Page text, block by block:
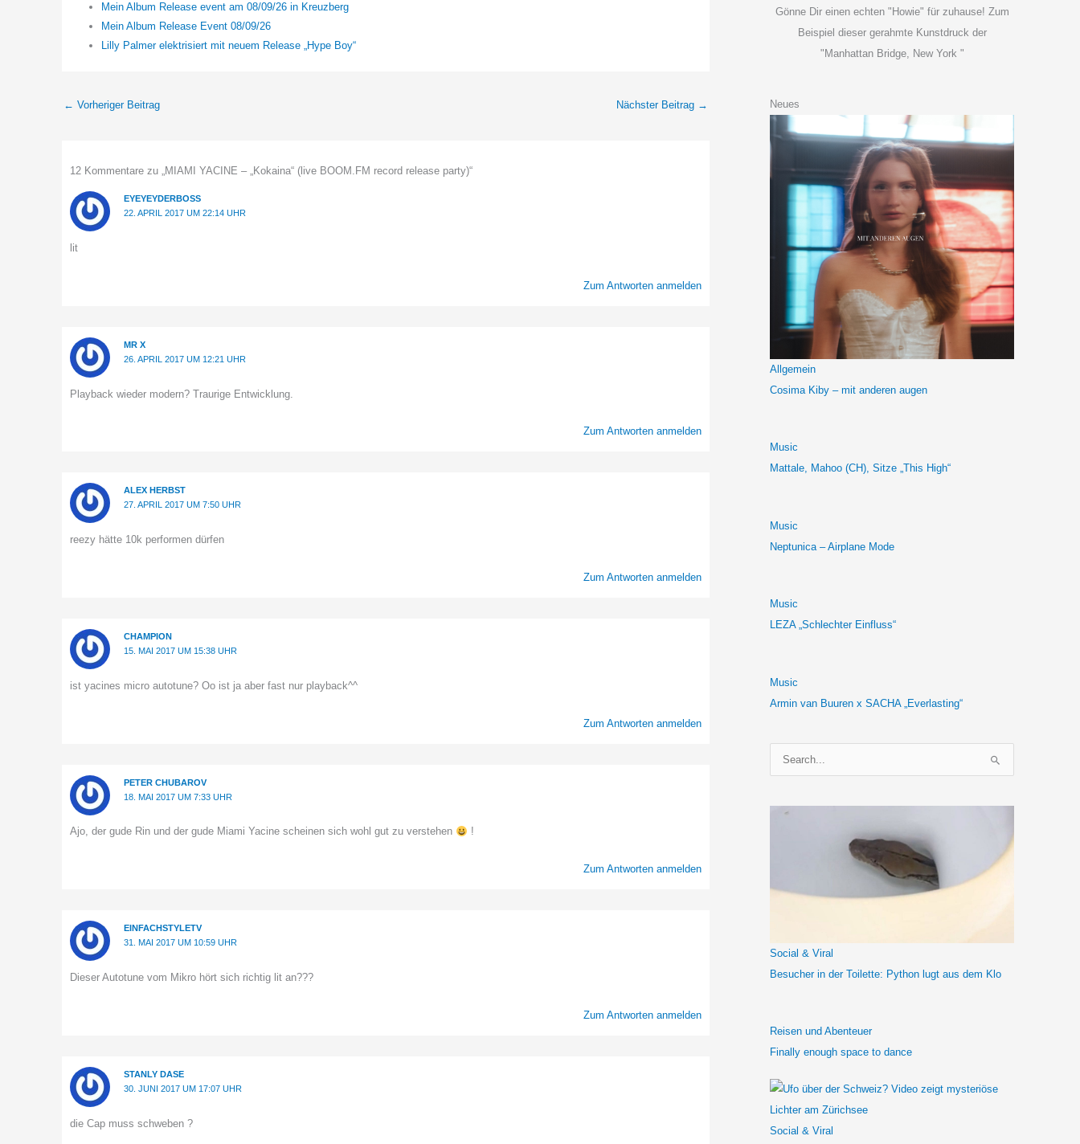
Mein Album Release event am 08/09/26 in Kreuzberg
Mein Album Release Event 08/09/26
Lilly Palmer elektrisiert mit neuem Release „Hype Boy“
← Vorheriger Beitrag Nächster Beitrag →
12 Kommentare zu „MIAMI YACINE – „Kokaina“ (live BOOM.FM record release party)“
EYEYEYDERBOSS
22. APRIL 2017 UM 22:14 UHR
lit
Zum Antworten anmelden
MR X
26. APRIL 2017 UM 12:21 UHR
Playback wieder modern? Traurige Entwicklung.
Zum Antworten anmelden
ALEX HERBST
27. APRIL 2017 UM 7:50 UHR
reezy hätte 10k performen dürfen
Zum Antworten anmelden
CHAMPION
15. MAI 2017 UM 15:38 UHR
ist yacines micro autotune? Oo ist ja aber fast nur playback^^
Zum Antworten anmelden
PETER CHUBAROV
18. MAI 2017 UM 7:33 UHR
Ajo, der gude Rin und der gude Miami Yacine scheinen sich wohl gut zu verstehen !
Zum Antworten anmelden
EINFACHSTYLETV
31. MAI 2017 UM 10:59 UHR
Dieser Autotune vom Mikro hört sich richtig lit an???
Zum Antworten anmelden
STANLY DASE
30. JUNI 2017 UM 17:07 UHR
die Cap muss schweben ?
Gönne Dir einen echten "Howie" für zuhause! Zum
Beispiel dieser gerahmte Kunstdruck der
"Manhattan Bridge, New York "
Neues
Allgemein
Cosima Kiby – mit anderen augen
Music
Mattale, Mahoo (CH), Sitze „This High“
Music
Neptunica – Airplane Mode
Music
LEZA „Schlechter Einfluss“
Music
Armin van Buuren x SACHA „Everlasting“
u
h
Social & Viral
Besucher in der Toilette: Python lugt aus dem Klo
Reisen und Abenteuer
Finally enough space to dance
Social & Viral